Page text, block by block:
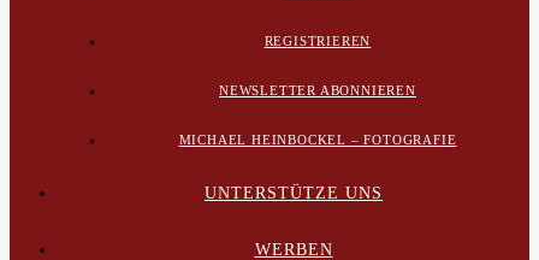
REGISTRIEREN
NEWSLETTER ABONNIEREN
MICHAEL HEINBOCKEL – FOTOGRAFIE
UNTERSTÜTZE UNS
WERBEN